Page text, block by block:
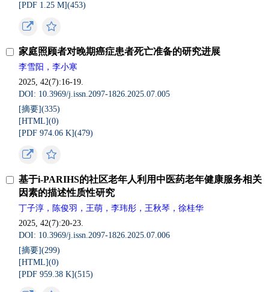
[PDF 1.25 M](453)
家庭照顾者对晚期癌症患者死亡准备的研究进展
李雪阳，李小寒
2025, 42(7):16-19.
DOI: 10.3969/j.issn.2097-1826.2025.07.005
[摘要](335)
[HTML](0)
[PDF 974.06 K](479)
基于i-PARIHS的社区老年人利用中医药老年健康服务相关
因素的描述性质性研究
丁子淳，陈俊羽，王萌，李玮彤，王秋琴，徐桂华
2025, 42(7):20-23.
DOI: 10.3969/j.issn.2097-1826.2025.07.006
[摘要](299)
[HTML](0)
[PDF 959.38 K](515)